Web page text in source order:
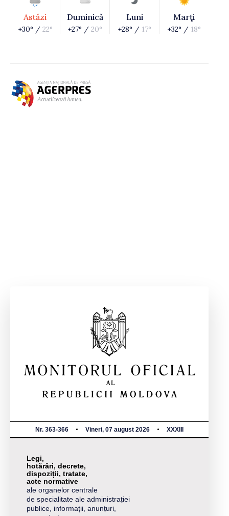
Astăzi
+30° / 22°
Duminică
+27° / 20°
Luni
+28° / 17°
Marţi
+32° / 18°
Nr. 363-366 Vineri, 07 august 2026 XXXIII
Legi,
hotărâri, decrete,
dispoziții, tratate,
acte normative
ale organelor centrale
de specialitate ale administrației
publice, informații, anunțuri,